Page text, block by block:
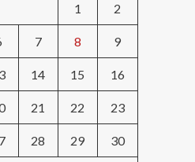
1
2
7 8 9
14 15 16
21 22 23
28 29 30